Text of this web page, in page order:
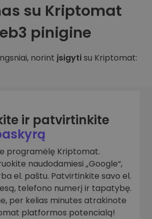
su Kriptomat
pinigine
norint įsigytisu Kriptomat:
ir patvirtinkite
programėlę Kriptomat.
naudodamiesi „Google“,
el. paštu. Patvirtinkite savo el.
telefono numerį ir tapatybę.
per kelias minutes atrakinote
platformos potencialą!